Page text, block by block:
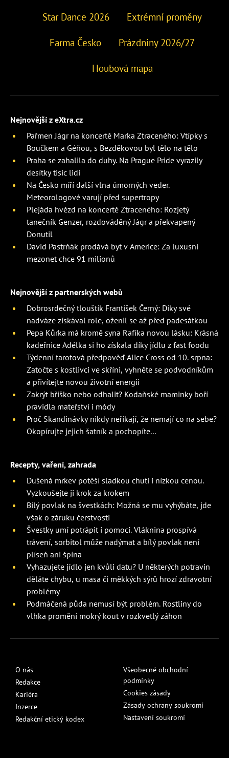
Star Dance 2026 Extrémní proměny
Farma Česko Prázdniny 2026/27
Houbová mapa
Nejnovější z eXtra.cz
Pařmen Jágr na koncertě Marka Ztraceného: Vtípky s
Boučkem a Géňou, s Bezděkovou byl tělo na tělo
Praha se zahalila do duhy. Na Prague Pride vyrazily
desítky tisíc lidí
Na Česko míří další vlna úmorných veder.
Meteorologové varují před supertropy
Plejáda hvězd na koncertě Ztraceného: Rozjetý
tanečník Genzer, rozdováděný Jágr a překvapený
Donutil
David Pastrňák prodává byt v Americe: Za luxusní
mezonet chce 91 milionů
Nejnovější z partnerských webů
Dobrosrdečný tlouštík František Černý: Díky své
nadváze získával role, oženil se až před padesátkou
Pepa Kůrka má kromě syna Rafíka novou lásku: Krásná
kadeřnice Adélka si ho získala díky jídlu z fast foodu
Týdenní tarotová předpověď Alice Cross od 10. srpna:
Zatočte s kostlivci ve skříni, vyhněte se podvodníkům
a přivítejte novou životní energii
Zakrýt bříško nebo odhalit? Kodaňské maminky boří
pravidla mateřství i módy
Proč Skandinávky nikdy neříkají, že nemají co na sebe?
Okopírujte jejich šatník a pochopíte...
Recepty, vaření, zahrada
Dušená mrkev potěší sladkou chutí i nízkou cenou.
Vyzkoušejte ji krok za krokem
Bílý povlak na švestkách: Možná se mu vyhýbáte, jde
však o záruku čerstvosti
Švestky umí potrápit i pomoci. Vláknina prospívá
trávení, sorbitol může nadýmat a bílý povlak není
plíseň ani špína
Vyhazujete jídlo jen kvůli datu? U některých potravin
děláte chybu, u masa či měkkých sýrů hrozí zdravotní
problémy
Podmáčená půda nemusí být problém. Rostliny do
vlhka promění mokrý kout v rozkvetlý záhon
O nás
Redakce
Kariéra
Inzerce
Redakční etický kodex
Všeobecné obchodní
podmínky
Cookies zásady
Zásady ochrany soukromí
Nastavení soukromí